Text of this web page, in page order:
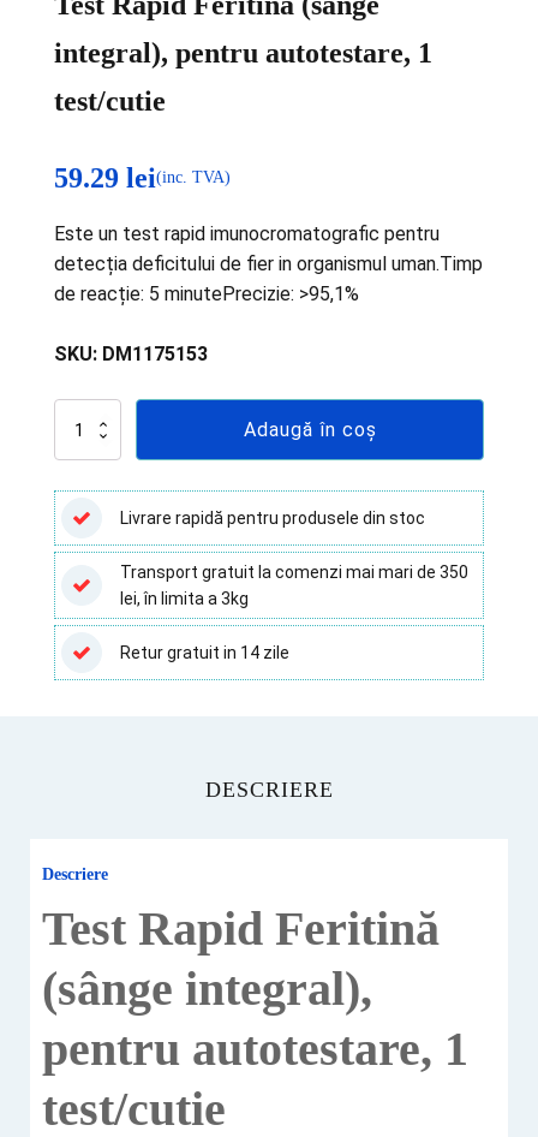
integral), pentru autotestare, 1
test/cutie
59.29 lei(inc. TVA)
Este un test rapid imunocromatografic pentru
detecția deficitului de fier in organismul uman.Timp
de reacție: 5 minutePrecizie: >95,1%
SKU: DM1175153
Cantitate
Rapid
Feritină
(sânge
integral),
pentru
autotestare,
1
test/cutie
Adaugă în coș
Livrare rapidă pentru produsele din stoc
Transport gratuit la comenzi mai mari de 350
lei, în limita a 3kg
Retur gratuit in 14 zile
DESCRIERE
Descriere
Test Rapid Feritină
(sânge integral),
pentru autotestare, 1
test/cutie